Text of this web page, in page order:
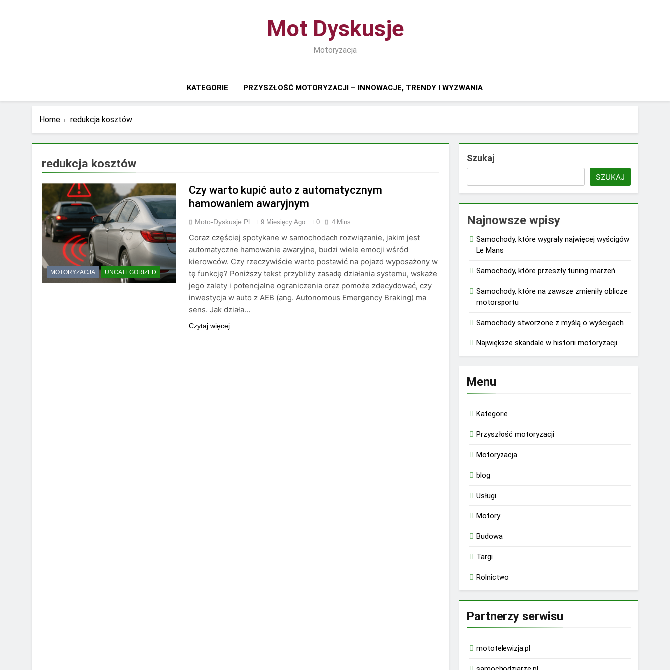
Mot Dyskusje
Motoryzacja
KATEGORIE PRZYSZŁOŚĆ MOTORYZACJI – INNOWACJE, TRENDY I WYZWANIA
Home redukcja kosztów
redukcja kosztów
MOTORYZACJA UNCATEGORIZED
Czy warto kupić auto z automatycznym
hamowaniem awaryjnym
Moto-Dyskusje.pl 9 Miesięcy Ago 0 4 Mins
Coraz częściej spotykane w samochodach rozwiązanie, jakim jest
automatyczne hamowanie awaryjne, budzi wiele emocji wśród
kierowców. Czy rzeczywiście warto postawić na pojazd wyposażony w
tę funkcję? Poniższy tekst przybliży zasadę działania systemu, wskaże
jego zalety i potencjalne ograniczenia oraz pomoże zdecydować, czy
inwestycja w auto z AEB (ang. Autonomous Emergency Braking) ma
sens. Jak działa…
Czytaj więcej
Szukaj
SZUKAJ
Najnowsze wpisy
Samochody, które wygrały najwięcej wyścigów
Le Mans
Samochody, które przeszły tuning marzeń
Samochody, które na zawsze zmieniły oblicze
motorsportu
Samochody stworzone z myślą o wyścigach
Największe skandale w historii motoryzacji
Menu
Kategorie
Przyszłość motoryzacji
Motoryzacja
blog
Usługi
Motory
Budowa
Targi
Rolnictwo
Partnerzy serwisu
mototelewizja.pl